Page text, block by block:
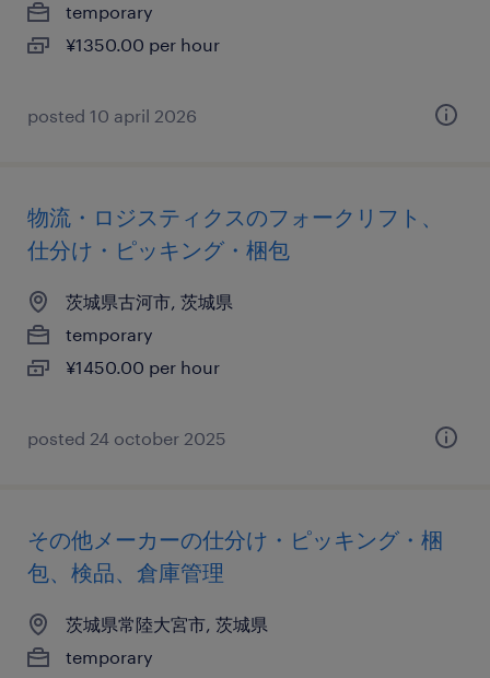
temporary
¥1350.00 per hour
posted 10 april 2026
物流・ロジスティクスのフォークリフト、
仕分け・ピッキング・梱包
茨城県古河市, 茨城県
temporary
¥1450.00 per hour
posted 24 october 2025
その他メーカーの仕分け・ピッキング・梱
包、検品、倉庫管理
茨城県常陸大宮市, 茨城県
temporary